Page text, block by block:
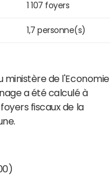
1 107 foyers
1,7 personne(s)
ministère de l'Economie
a été calculé à
fiscaux de la